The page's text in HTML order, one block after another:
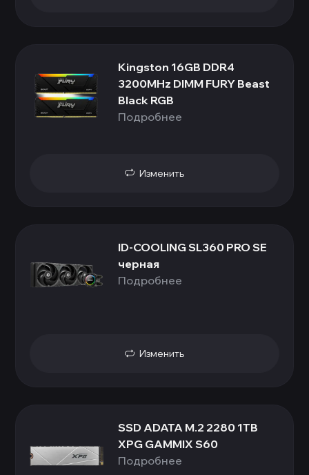
Kingston 16GB DDR4
3200MHz DIMM FURY Beast
Black RGB
Подробнее
Изменить
ID-COOLING SL360 PRO SE
черная
Подробнее
Изменить
SSD ADATA M.2 2280 1TB
XPG GAMMIX S60
Подробнее